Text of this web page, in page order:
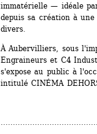
immatérielle — idéale
depuis sa création à
divers.
À Aubervilliers, sous
Engraineurs et C4
s'expose au public à
intitulé CINÉMA